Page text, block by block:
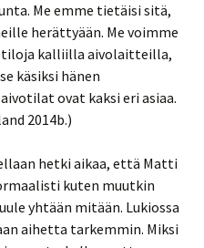
Me emme tietäisi sitä,
herättyään. Me voimme
kalliilla aivolaitteilla,
käsiksi hänen
ovat kaksi eri asiaa.
2014b.)
hetki aikaa, että Matti
kuten muutkin
yhtään mitään. Lukiossa
aihetta tarkemmin. Miksi